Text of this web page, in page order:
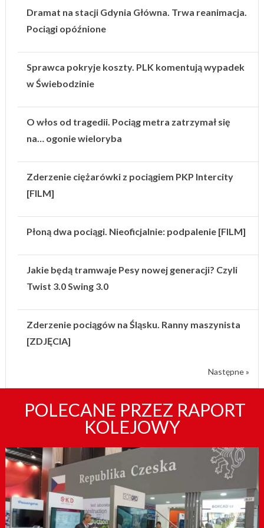
Dramat na stacji Gdynia Główna. Trwa reanimacja.
Pociągi opóźnione
Sprawca pokryje koszty. PLK komentują wypadek
w Świebodzinie
O włos od tragedii. Pociąg metra zatrzymał się
na… ogonie wieloryba
Zderzenie ciężarówki z pociągiem PKP Intercity
[FILM]
Płoną dwa pociągi. Nieoficjalnie: podpalenie [FILM]
Jakie będą tramwaje Pesy nowej generacji? Czyli
Twist 3.0 Swing 3.0
Zderzenie pociągów na Śląsku. Ranny maszynista
[ZDJĘCIA]
Następne »
POLECANE PRZEZ RAPORT
KOLEJOWY